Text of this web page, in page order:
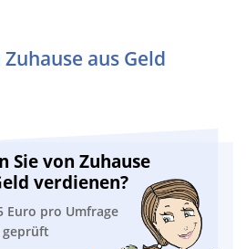
aus Geld
Sie von Zuhause
verdienen?
Euro pro Umfrage
geprüft